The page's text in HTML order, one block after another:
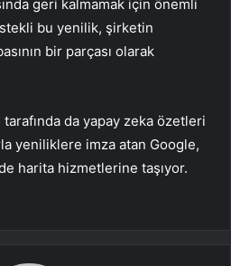
geri kalmamak için önemli
bu yenilik, şirketin
bir parçası olarak
da yapay zeka özetleri
yeniliklere imza atan Google,
harita hizmetlerine taşıyor.